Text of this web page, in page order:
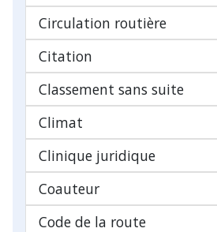
Circulation routière
Citation
Classement sans suite
Climat
Clinique juridique
Coauteur
Code de la route